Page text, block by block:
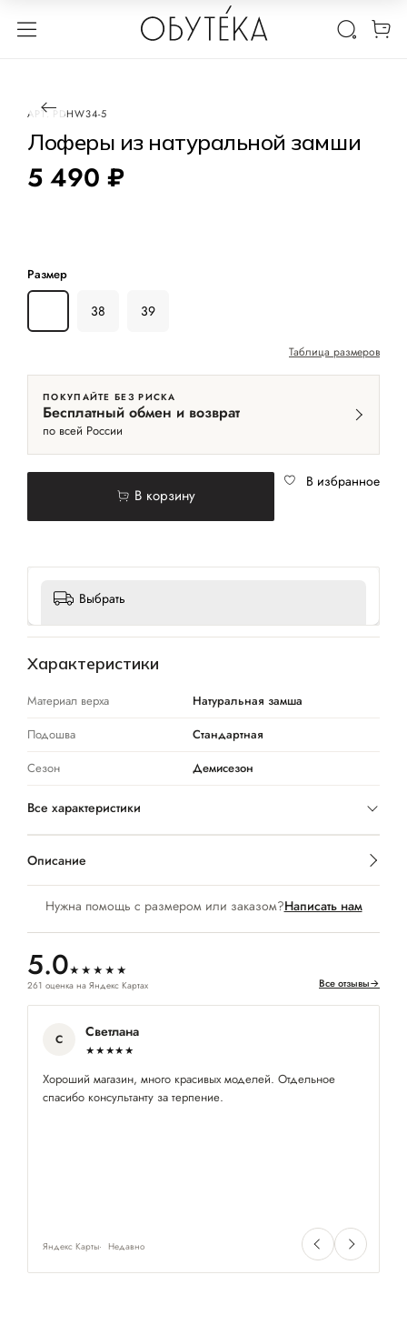
1 / 3
АРТ. PDHW34-5
Лоферы из натуральной замши
5 490 ₽
Размер
38 39
Таблица размеров
ПОКУПАЙТЕ БЕЗ РИСКА
Бесплатный обмен и возврат
по всей России
В корзину
В избранное
Выбрать
Нужна помощь с размером или заказом?Написать нам
5.0★★★★★
261 оценка на Яндекс Картах Все отзывы→
С Светлана
★★★★★
Хороший магазин, много красивых моделей. Отдельное
спасибо консультанту за терпение.
Яндекс Карты Недавно
Характеристики
Материал верха
Натуральная замша
Подошва
Стандартная
Сезон
Демисезон
Все характеристики
Описание